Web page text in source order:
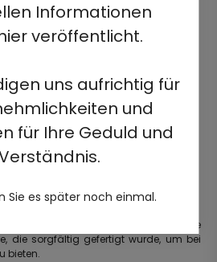
Informationen
veröffentlicht.
uns aufrichtig für
und
für Ihre Geduld und
Sie es später noch einmal.
gebrauchsfertige, vorgefüllte
die sorgfältig gefertigt wurde, um bei
bieten.